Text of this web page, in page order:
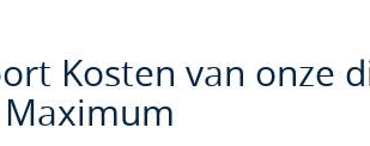
Kosten van onze